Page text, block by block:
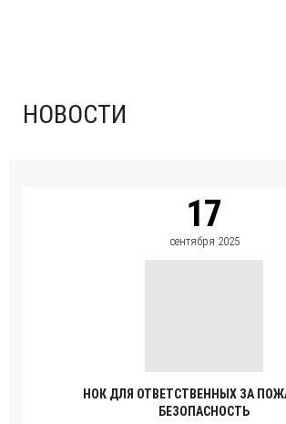
НОВОСТИ
17
сентября 2025
НОК ДЛЯ ОТВЕТСТВЕННЫХ ЗА
БЕЗОПАСНОСТЬ